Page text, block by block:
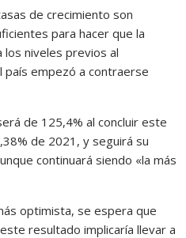
de crecimiento son
para hacer que la
los niveles previos al
país empezó a contraerse
de 125,4% al concluir este
de 2021, y seguirá su
continuará siendo «la más
optimista, se espera que
resultado implicaría llevar a